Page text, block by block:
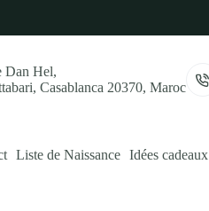
Dan Hel,
Casablanca 20370, Maroc
Liste de Naissance Idées cadeaux